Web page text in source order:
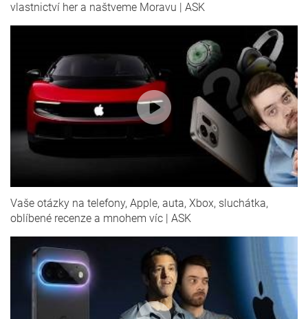
vlastnictví her a naštveme Moravu | ASK
Vaše otázky na telefony, Apple, auta, Xbox, sluchátka,
oblíbené recenze a mnohem víc | ASK